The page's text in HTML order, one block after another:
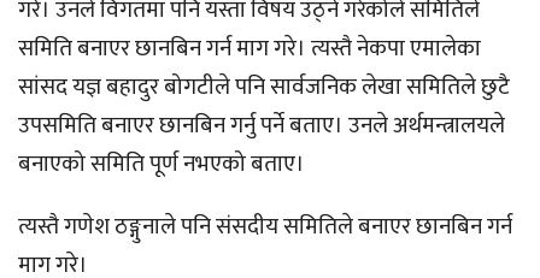
गरे। उनले विगतमा पनि यस्ता विषय उठ्ने गरेकोले समितिले
समिति बनाएर छानबिन गर्न माग गरे। त्यस्तै नेकपा एमालेका
सांसद यज्ञ बहादुर बोगटीले पनि सार्वजनिक लेखा समितिले छुटै
उपसमिति बनाएर छानबिन गर्नु पर्ने बताए। उनले अर्थमन्त्रालयले
बनाएको समिति पूर्ण नभएको बताए।
त्यस्तै गणेश ठङ्गुनाले पनि संसदीय समितिले बनाएर छानबिन गर्न
माग गरे।